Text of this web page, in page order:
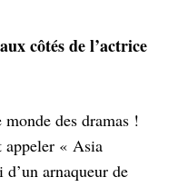
côtés de l’actrice
des dramas !
appeler « Asia
arnaqueur de